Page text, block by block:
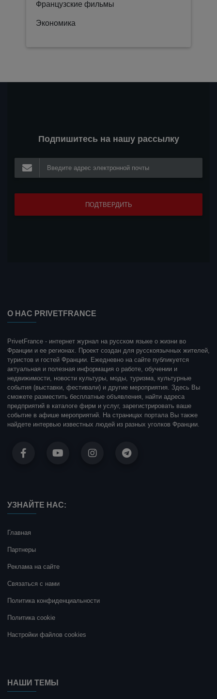
Французские фильмы
Экономика
Подпишитесь на нашу рассылку
О НАС PRIVETFRANCE
PrivetFrance - интернет журнал на русском языке о жизни во
Франции и ее регионах. Проект создан для русскоязычных жителей,
туристов и гостей Франции. Ежедневно на сайте публикуется
актуальная и полезная информация о работе, обучении и
недвижимости, новости культуры, моды, туризма, культурные
события (выставки, фестивали) и другие мероприятия. Здесь Вы
сможете разместить бесплатные объявления, найти адреса
предприятий в каталоге фирм и услуг, зарегистрировать ваше
событие в афише мероприятий. На страницах портала Вы также
найдете интервью известных людей из разных уголков Франции.
УЗНАЙТЕ НАС:
Главная
Партнеры
Реклама на сайте
Связаться с нами
Политика конфиденциальности
Политика cookie
Настройки файлов cookies
НАШИ ТЕМЫ